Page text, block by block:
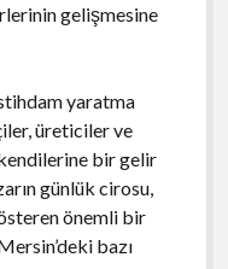
gelişmesine
yaratma
üreticiler ve
kendilerine bir gelir
günlük cirosu,
önemli bir
bazı